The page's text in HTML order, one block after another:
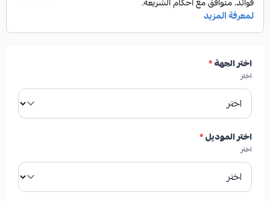
اختر الجهة*
اختر
اختر الموديل*
اختر